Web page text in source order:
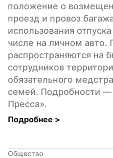
положение о
проезд и провоз
использования
числе на личном авто.
распространяются на
сотрудников
обязательного
семей. Подробности —
Пресса».
Подробнее >
Общество